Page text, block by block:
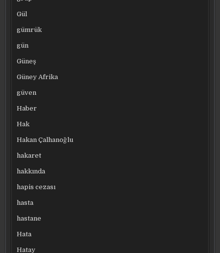
Gül
gümrük
gün
Güneş
Güney Afrika
güven
Haber
Hak
Hakan Çalhanoğlu
hakaret
hakkında
hapis cezası
hasta
hastane
Hata
Hatay